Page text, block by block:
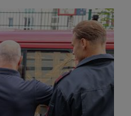
VW Bulli